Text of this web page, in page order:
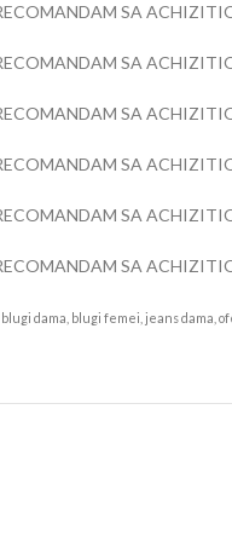
SA
SA
SA
SA
SA
SA
blugi dama, blugi femei, jeans